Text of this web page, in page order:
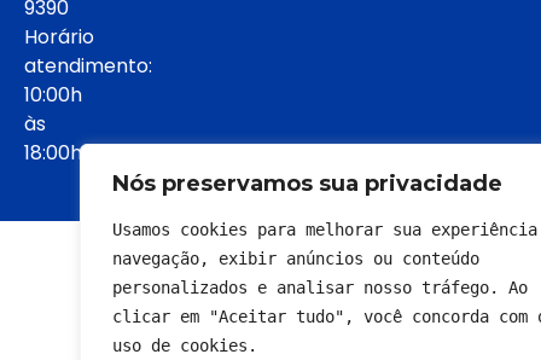
Nós preservamos sua privacidade
Usamos cookies para melhorar sua
navegação, exibir anúncios ou conteúdo
personalizados e analisar nosso tráfego. Ao
clicar em "Aceitar tudo", você concorda com
uso de cookies.
9390
Horário
atendimento:
10:00h
às
18:00h:
© 2022 - Todos os direitos reservados